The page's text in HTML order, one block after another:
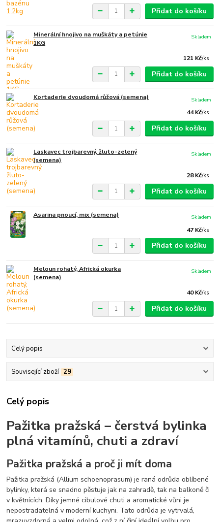
Přidat do košíku
Minerální hnojivo na muškáty a petúnie
1KG
121 Kč/ks
Skladem
Přidat do košíku
Kortaderie dvoudomá růžová (semena)
44 Kč/ks
Skladem
Přidat do košíku
Laskavec trojbarevný, žluto-zelený
(semena)
28 Kč/ks
Skladem
Přidat do košíku
Asarina pnoucí, mix (semena)
47 Kč/ks
Skladem
Přidat do košíku
Meloun rohatý, Africká okurka
(semena)
40 Kč/ks
Skladem
Přidat do košíku
Celý popis
Související zboží 29
Celý popis
Pažitka pražská – čerstvá bylinka
plná vitamínů, chuti a zdraví
Pažitka pražská a proč ji mít doma
Pažitka pražská (Allium schoenoprasum) je raná odrůda oblíbené
bylinky, která se snadno pěstuje jak na zahradě, tak na balkoně či
v květnících. Díky jemné cibulové chuti a aromatické vůni je
nepostradatelná v moderní kuchyni. Tato odrůda je vytrvalá,